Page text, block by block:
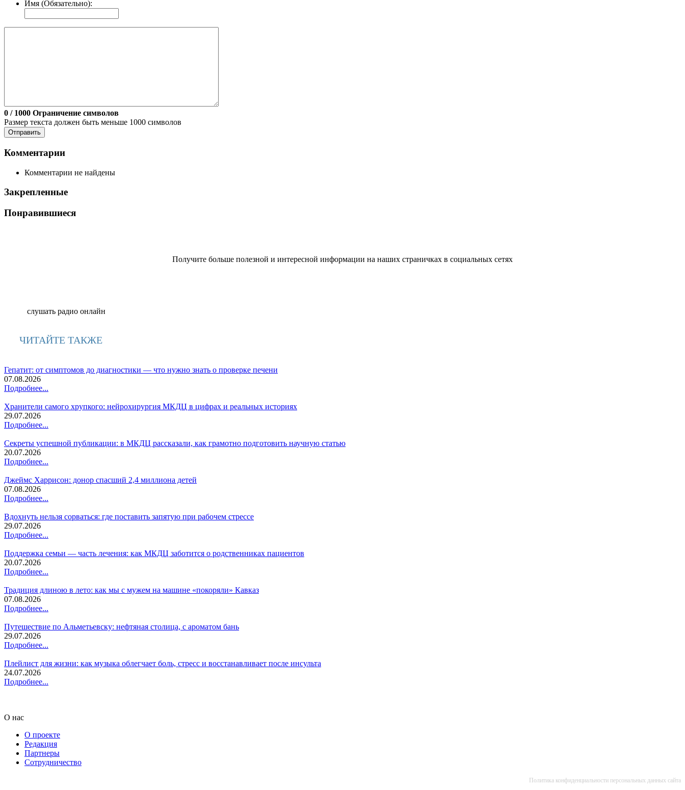
Имя (Обязательно):
0 / 1000 Ограничение символов
Размер текста должен быть меньше 1000 символов
Отправить
Комментарии
Комментарии не найдены
Закрепленные
Понравившиеся
Получите больше полезной и интересной информации на наших страничках в социальных сетях
слушать радио онлайн
ЧИТАЙТЕ ТАКЖЕ
Гепатит: от симптомов до диагностики — что нужно знать о проверке печени
07.08.2026
Подробнее...
Хранители самого хрупкого: нейрохирургия МКДЦ в цифрах и реальных историях
29.07.2026
Подробнее...
Секреты успешной публикации: в МКДЦ рассказали, как грамотно подготовить научную статью
20.07.2026
Подробнее...
Джеймс Харрисон: донор спасший 2,4 миллиона детей
07.08.2026
Подробнее...
Вдохнуть нельзя сорваться: где поставить запятую при рабочем стрессе
29.07.2026
Подробнее...
Поддержка семьи — часть лечения: как МКДЦ заботится о родственниках пациентов
20.07.2026
Подробнее...
Традиция длиною в лето: как мы с мужем на машине «покоряли» Кавказ
07.08.2026
Подробнее...
Путешествие по Альметьевску: нефтяная столица, с ароматом бань
29.07.2026
Подробнее...
Плейлист для жизни: как музыка облегчает боль, стресс и восстанавливает после инсульта
24.07.2026
Подробнее...
О нас
О проекте
Редакция
Партнеры
Сотрудничество
Политика конфиденциальности персональных данных сайта